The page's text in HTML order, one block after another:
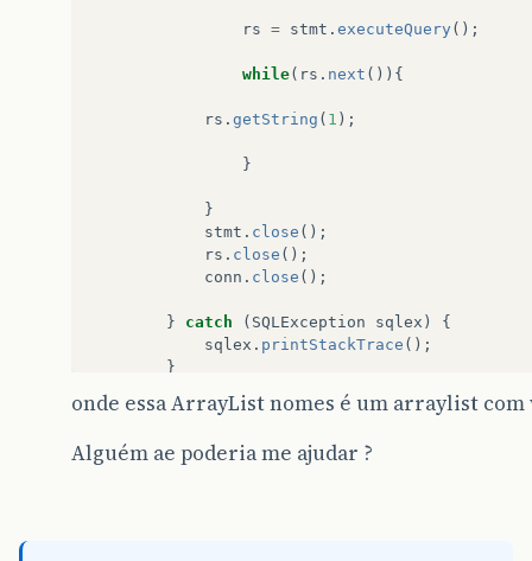
rs = stmt . executeQuery ();
while( rs . next ()){
rs . getString ( 1 );
}
}
stmt . close ();
rs . close ();
conn . close ();
} catch ( SQLException sqlex )
{
sqlex . printStackTrace ();
}
}
onde essa ArrayList nomes é um arraylist
Alguém ae poderia me ajudar ?